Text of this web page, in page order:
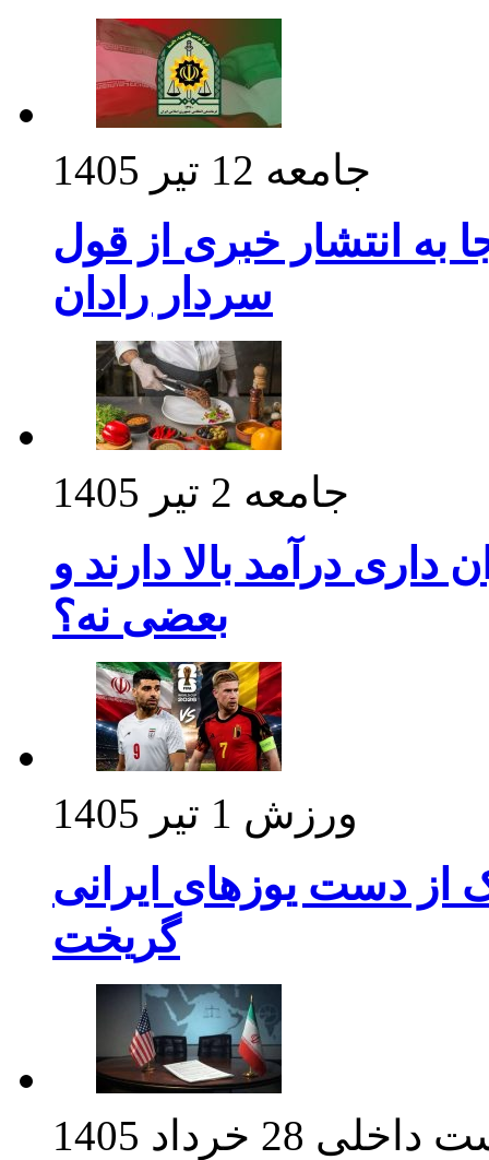
جامعه 12 تیر 1405
به انتشار خبری از قول
سردار رادان
جامعه 2 تیر 1405
درآمد بالا دارند و
بعضی نه؟
ورزش 1 تیر 1405
از دست یوزهای ایرانی
گریخت
داخلی 28 خرداد 1405